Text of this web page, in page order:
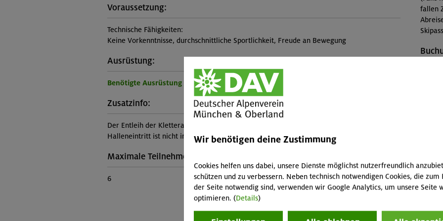
Voraussetzung:
Technische Fähigkeiten:
Keine Vorkenntnisse, durchschnittliche Sportlichkeit, Freude an Bewegung
Ausrüstung:
Benötigte Ausrüstung für diese Veranstaltung
Zusatzinfo:
Der Entleih der Kletterausrüstung (inkl. Kletterschuhe) ist im Kurspreis enthalten. Der
Halleneintritt ist nicht im Kurspreis enthalten.
Maximale Teilnehmerzahl:
6
fallen
Wir benötigen deine Zustimmung
Cookies helfen uns dabei, unsere Dienste möglichst nutzerfreundlich
schützen und zu verbessern. Neben technisch notwendigen Cookies, die zum
der Seite notwendig sind, verwenden wir Google Analytics, um unsere Seite
optimieren. (Details)